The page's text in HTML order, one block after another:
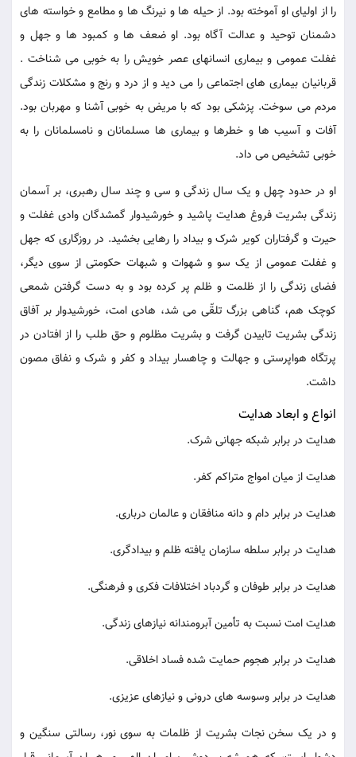
را از اولیای او آموخته بود. از حیله ها و نیرنگ ها و مطامع و خواسته های
دشمنان توحید و عدالت آگاه بود. او ضعف ها و کمبود ها و جهل و
غفلت عمومی و بیماری انسانهای عصر خویش را به خوبی می شناخت .
قربانیان بیماری های اجتماعی را می دید و از درد و رنج و مشکلات زندگی
مردم می سوخت. پزشکی بود که با مریض به خوبی آشنا و مهربان بود.
آفات و آسیب ها و خطرها و بیماری ها مسلمانان و نامسلمانان را به
خوبی تشخیص می داد.
او در حدود چهل و یک سال زندگی و سی و چند سال رهبری، بر آسمان
زندگی بشریت فروغ هدایت پاشید و خورشیدوار گمشدگان وادی غفلت و
حیرت و گرفتاران کویر شرک و بیداد را رهایی بخشید. در روزگاری که جهل
و غفلت عمومی از یک سو و شهوات و شبهات حکومتی از سوی دیگر،
فضای زندگی را از ظلمت و ظلم پر کرده بود و به دست گرفتن شمعی
کوچک هم، گناهی بزرگ تلقّی می شد، هادی امت، خورشیدوار بر آفاق
زندگی بشریت تابیدن گرفت و بشریت مظلوم و حق طلب را از افتادن در
پرتگاه هواپرستی و جهالت و چاهسار بیداد و کفر و شرک و نفاق مصون
داشت.
انواع و ابعاد هدایت
هدایت در برابر شبکه جهانی شرک.
هدایت از میان امواج متراکم کفر.
هدایت در برابر دام و دانه منافقان و عالمان درباری.
هدایت در برابر سلطه سازمان یافته ظلم و بیدادگری.
هدایت در برابر طوفان و گردباد اختلافات فکری و فرهنگی.
هدایت امت نسبت به تأمین آبرومندانه نیازهای زندگی.
هدایت در برابر هجوم حمایت شده فساد اخلاقی.
هدایت در برابر وسوسه های درونی و نیازهای عزیزی.
و در یک سخن نجات بشریت از ظلمات به سوی نور، رسالتی سنگین و